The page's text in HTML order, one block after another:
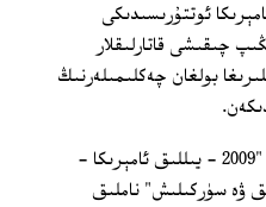
ئوتتۇرىسىدىكى
چىقىشى قاتارلىقلار
بولغان چەكلىمىلەرنىڭ
ئامېرىكا ئاۋازى رادىئو ئىستانسىسىنىڭ "2009 - يىللىق ئامېرىكا -
ۋە سۈركىلىش" ناملىق